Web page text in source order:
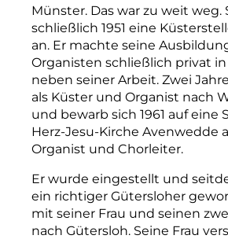
Münster. Das war zu weit weg.
schließlich 1951 eine
an. Er machte seine
Organisten schließlich privat
neben seiner Arbeit. Zwei
als Küster und Organist nach
und bewarb sich 1961 auf eine
Herz-Jesu-Kirche Avenwedde
Organist und Chorleiter.
Er wurde eingestellt und
ein richtiger Gütersloher
mit seiner Frau und seinen
nach Gütersloh. Seine Frau